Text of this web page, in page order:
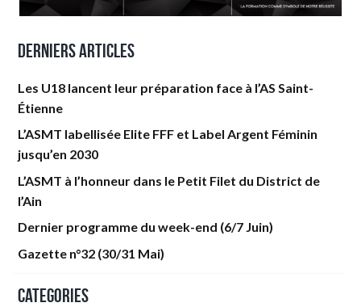
Derniers articles
Les U18 lancent leur préparation face à l’AS Saint-
Étienne
L’ASMT labellisée Elite FFF et Label Argent Féminin
jusqu’en 2030
L’ASMT à l’honneur dans le Petit Filet du District de
l’Ain
Dernier programme du week-end (6/7 Juin)
Gazette n°32 (30/31 Mai)
Categories